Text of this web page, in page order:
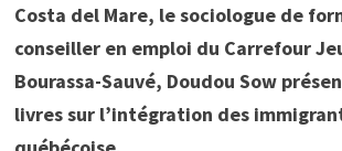
Costa del Mare, le sociologue de
conseiller en emploi du Carrefour
Bourassa-Sauvé, Doudou Sow
livres sur l’intégration des